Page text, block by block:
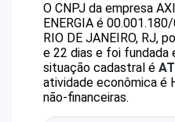
O CNPJ da empresa
ENERGIA é
RIO DE JANEIRO, RJ,
e 22 dias e foi fundada
situação cadastral é
atividade econômica é
não-financeiras.